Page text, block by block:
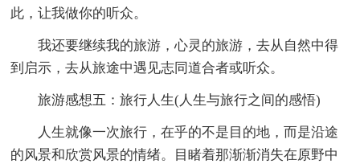
此，让我做你的听众。
我还要继续我的旅游，心灵的旅游，去从自然中得
到启示，去从旅途中遇见志同道合者或听众。
旅游感想五：旅行人生(人生与旅行之间的感悟)
人生就像一次旅行，在乎的不是目的地，而是沿途
的风景和欣赏风景的情绪。目睹着那渐渐消失在原野中